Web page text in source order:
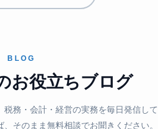
BLOG
お役立ちブログ
務・会計・経営の実務を毎日発信して
そのまま無料相談でお聞きください。